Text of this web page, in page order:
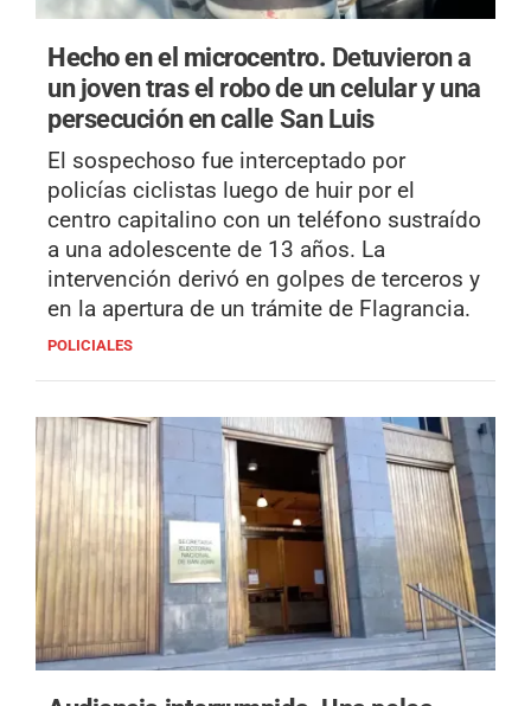
Hecho en el microcentro. Detuvieron a
un joven tras el robo de un celular y una
persecución en calle San Luis
El sospechoso fue interceptado por
policías ciclistas luego de huir por el
centro capitalino con un teléfono sustraído
a una adolescente de 13 años. La
intervención derivó en golpes de terceros y
en la apertura de un trámite de Flagrancia.
POLICIALES